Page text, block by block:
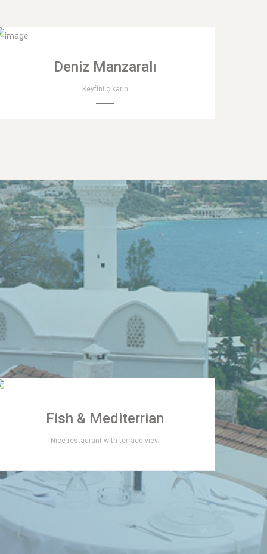
Deniz Manzaralı
Keyfini çıkarın
Fish & Mediterrian
Nice restaurant with terrace viev.